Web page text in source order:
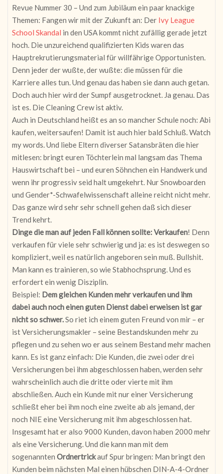
Revue Nummer 30 – Und zum Jubiläum ein paar knackige
Themen: Fangen wir mit der Zukunft an: Der Ivy League
School Skandal in den USA kommt nicht zufällig gerade jetzt
hoch. Die unzureichend qualifizierten Kids waren das
Hauptrekrutierungsmaterial für willfährige Opportunisten.
Denn jeder der wußte, der wußte: die müssen für die
Karriere alles tun. Und genau das haben sie dann auch getan.
Doch auch hier wird der Sumpf ausgetrocknet. Ja genau. Das
ist es. Die Cleaning Crew ist aktiv.
Auch in Deutschland heißt es an so mancher Schule noch: Abi
kaufen, weitersaufen! Damit ist auch hier bald Schluß. Watch
my words. Und liebe Eltern diverser Satansbräten die hier
mitlesen: bringt euren Töchterlein mal langsam das Thema
Hauswirtschaft bei – und euren Söhnchen ein Handwerk und
wenn ihr progressiv seid halt umgekehrt. Nur Snowboarden
und Gender*-Schwafelwissenschaft alleine reicht nicht mehr.
Das ganze wird sehr sehr schnell gehen daß sich dieser
Trend kehrt.
Dinge die man auf jeden Fall können sollte: Verkaufen! Denn
verkaufen für viele sehr schwierig und ja: es ist deswegen so
kompliziert, weil es natürlich angeboren sein muß. Bullshit.
Man kann es trainieren, so wie Stabhochsprung. Und es
erfordert ein wenig Disziplin.
Beispiel: Dem gleichen Kunden mehr verkaufen und ihm
dabei auch noch einen guten Dienst dabei erweisen ist gar
nicht so schwer.So riet ich einem guten Freund von mir – er
ist Versicherungsmakler – seine Bestandskunden mehr zu
pflegen und zu sehen wo er aus seinem Bestand mehr machen
kann. Es ist ganz einfach: Die Kunden, die zwei oder drei
Versicherungen bei ihm abgeschlossen haben, werden sehr
wahrscheinlich auch die dritte oder vierte mit ihm
abschließen. Auch ein Kunde mit nur einer Versicherung
schließt eher bei ihm noch eine zweite ab als jemand, der
noch NIE eine Versicherung mit ihm abgeschlossen hat.
Insgesamt hat er also 9000 Kunden, davon haben 2000 mehr
als eine Versicherung. Und die kann man mit dem
sogenanntenOrdnertrickauf Spur bringen: Man bringt den
Kunden beim nächsten Mal einen hübschen DIN-A-4-Ordner